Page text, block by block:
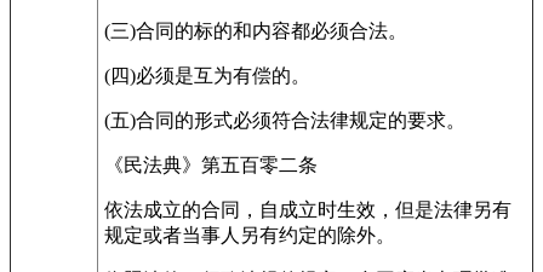
(三)合同的标的和内容都必须合法。
(四)必须是互为有偿的。
(五)合同的形式必须符合法律规定的要求。
《民法典》第五百零二条
依法成立的合同，自成立时生效，但是法律另有
规定或者当事人另有约定的除外。